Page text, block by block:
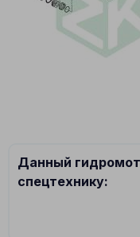
Данный
спецтехнику: